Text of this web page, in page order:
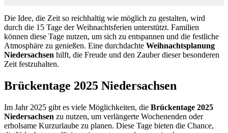
Die Idee, die Zeit so reichhaltig wie möglich zu gestalten, wird
durch die 15 Tage der Weihnachtsferien unterstützt. Familien
können diese Tage nutzen, um sich zu entspannen und die festliche
Atmosphäre zu genießen. Eine durchdachte Weihnachtsplanung
Niedersachsen hilft, die Freude und den Zauber dieser besonderen
Zeit festzuhalten.
Brückentage 2025 Niedersachsen
Im Jahr 2025 gibt es viele Möglichkeiten, die Brückentage 2025
Niedersachsen zu nutzen, um verlängerte Wochenenden oder
erholsame Kurzurlaube zu planen. Diese Tage bieten die Chance,